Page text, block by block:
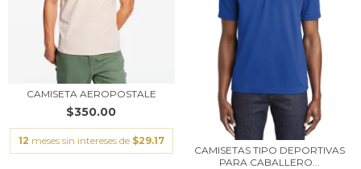
CAMISETA AEROPOSTALE
$350.00
12 meses sin intereses de $29.17
CAMISETAS TIPO DEPORTIVAS
PARA CABALLERO...